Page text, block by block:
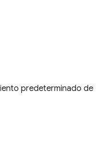
predeterminado de